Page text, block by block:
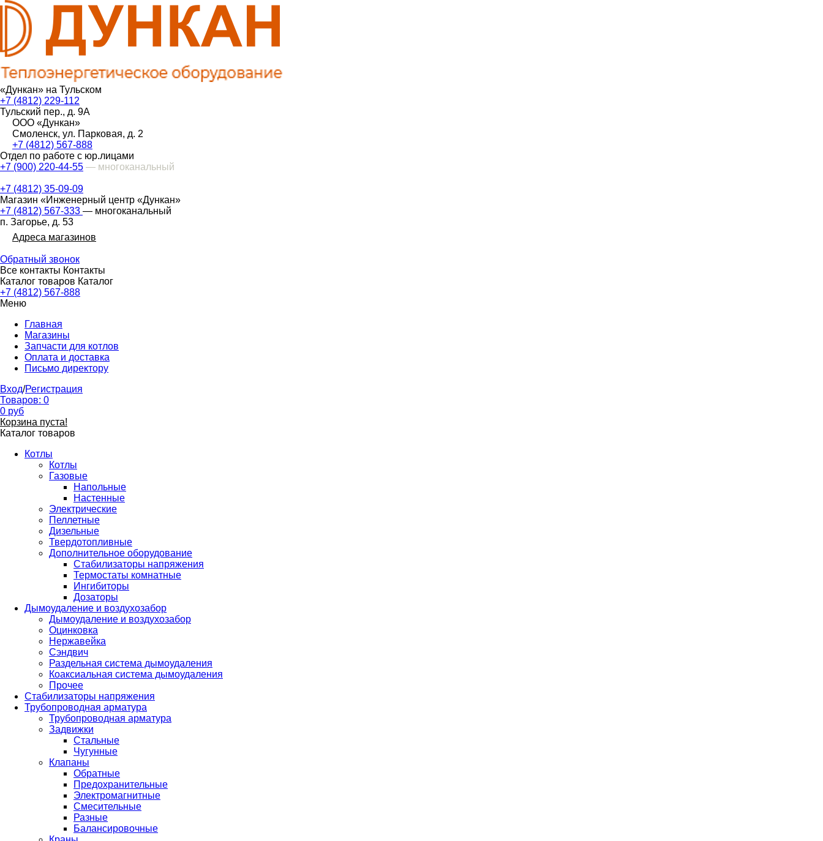
«Дункан» на Тульском
+7 (4812) 229-112
Тульский пер., д. 9А
ООО «Дункан»
Смоленск, ул. Парковая, д. 2
+7 (4812) 567-888
Отдел по работе с юр.лицами
+7 (900) 220-44-55 — многоканальный
+7 (4812) 35-09-09
Магазин «Инженерный центр «Дункан»
+7 (4812) 567-333 — многоканальный
п. Загорье, д. 53
Адреса магазинов
Обратный звонок
Все контакты Контакты
Каталог товаров Каталог
+7 (4812) 567-888
Меню
Главная
Магазины
Запчасти для котлов
Оплата и доставка
Письмо директору
Вход/Регистрация
Товаров: 0
0 руб
Корзина пуста!
Каталог товаров
Котлы
Котлы
Газовые
Напольные
Настенные
Электрические
Пеллетные
Дизельные
Твердотопливные
Дополнительное оборудование
Стабилизаторы напряжения
Термостаты комнатные
Ингибиторы
Дозаторы
Дымоудаление и воздухозабор
Дымоудаление и воздухозабор
Оцинковка
Нержавейка
Сэндвич
Раздельная система дымоудаления
Коаксиальная система дымоудаления
Прочее
Стабилизаторы напряжения
Трубопроводная арматура
Трубопроводная арматура
Задвижки
Стальные
Чугунные
Клапаны
Обратные
Предохранительные
Электромагнитные
Смесительные
Разные
Балансировочные